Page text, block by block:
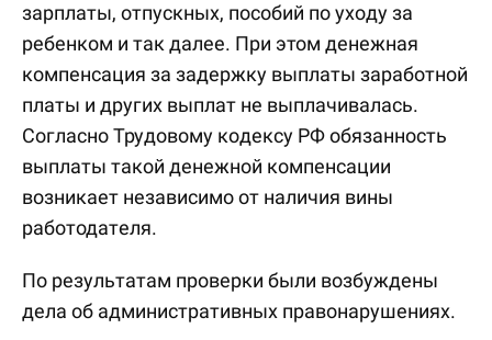
зарплаты, отпускных, пособий по уходу за
ребенком и так далее. При этом денежная
компенсация за задержку выплаты заработной
платы и других выплат не выплачивалась.
Согласно Трудовому кодексу РФ обязанность
выплаты такой денежной компенсации
возникает независимо от наличия вины
работодателя.
По результатам проверки были возбуждены
дела об административных правонарушениях.